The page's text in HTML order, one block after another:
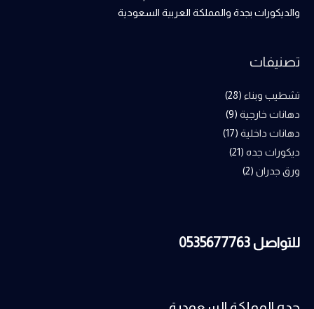
والديكورات بجدة والمملكة العربية السعودية
تصنيفات
تشطيب وبناء (28)
دهانات خارجية (9)
دهانات داخلية (17)
ديكورات جده (21)
ورق جدران (2)
للتواصل 0535677763